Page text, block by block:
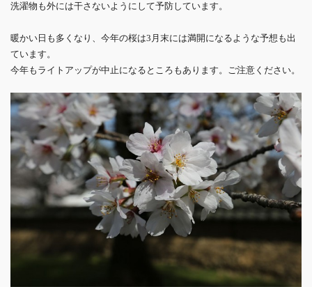
洗濯物も外には干さないようにして予防しています。
暖かい日も多くなり、今年の桜は3月末には満開になるような予想も出
ています。
今年もライトアップが中止になるところもあります。ご注意ください。